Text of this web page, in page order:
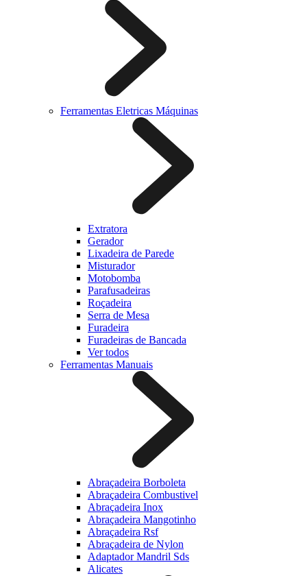
Ferramentas Eletricas Máquinas
Extratora
Gerador
Lixadeira de Parede
Misturador
Motobomba
Parafusadeiras
Roçadeira
Serra de Mesa
Furadeira
Furadeiras de Bancada
Ver todos
Ferramentas Manuais
Abraçadeira Borboleta
Abraçadeira Combustivel
Abraçadeira Inox
Abraçadeira Mangotinho
Abraçadeira Rsf
Abraçadeira de Nylon
Adaptador Mandril Sds
Alicates